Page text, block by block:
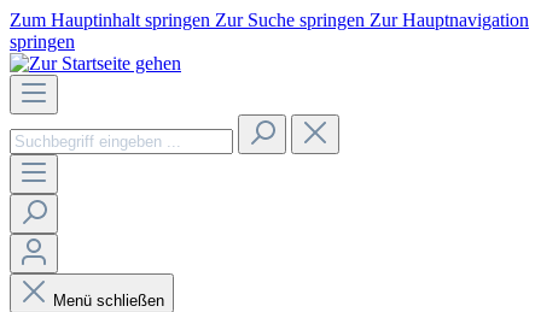
Zum Hauptinhalt springen Zur Suche springen Zur Hauptnavigation
springen
Menü schließen